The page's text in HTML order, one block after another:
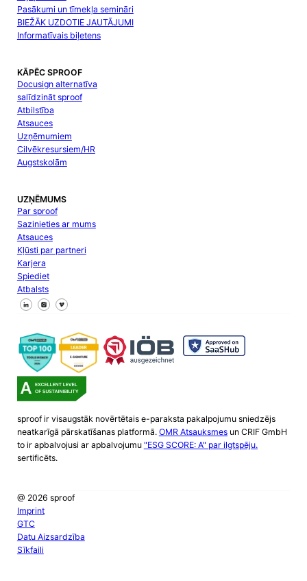
Pasākumi un tīmekļa semināri
BIEŽĀK UZDOTIE JAUTĀJUMI
Informatīvais biļetens
KĀPĒC SPROOF
Docusign alternatīva
salīdzināt sproof
Atbilstība
Atsauces
Uzņēmumiem
Cilvēkresursiem/HR
Augstskolām
UZŅĒMUMS
Par sproof
Sazinieties ar mums
Atsauces
Kļūsti par partneri
Karjera
Spiediet
Atbalsts
Sekojiet mums Facebook
Sekojiet mums X
Sekojiet mums LinkedIn
sproof ir visaugstāk novērtētais e-paraksta pakalpojumu sniedzējs
neatkarīgā pārskatīšanas platformā. OMR Atsauksmesun CRIF GmbH
to ir apbalvojusi ar apbalvojumu "ESG SCORE: A" par ilgtspēju.
sertificēts.
@ 2026 sproof
Imprint
GTC
Datu Aizsardzība
Sīkfaili